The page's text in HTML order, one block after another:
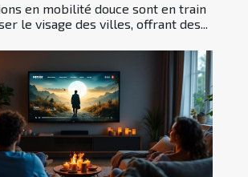
en mobilité douce sont en train
le visage des villes, offrant des...